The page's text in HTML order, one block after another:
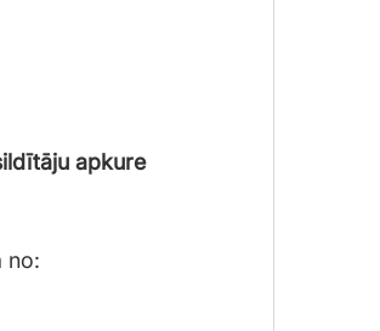
apkure
no: